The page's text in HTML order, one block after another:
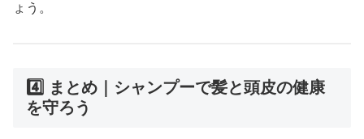
ょう。
4️⃣ まとめ｜シャンプーで髪と頭皮の健康
を守ろう